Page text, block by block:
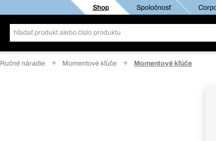
Shop Spoločnosť
Ručné náradie Momentové kľúče Momentové kľúče